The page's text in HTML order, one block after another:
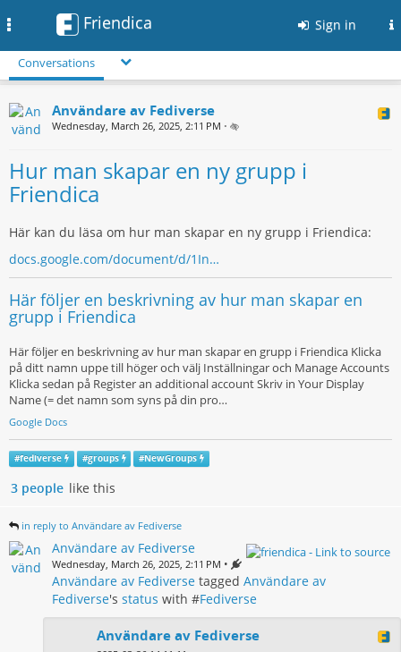
Friendica Sign in
Conversations
Användare av Fediverse
Wednesday, March 26, 2025, 2:11 PM •
Hur man skapar en ny grupp i
Friendica
Här kan du läsa om hur man skapar en ny grupp i Friendica:
docs.google.com/document/d/1In…
Här följer en beskrivning av hur man skapar en
grupp i Friendica
Här följer en beskrivning av hur man skapar en grupp i Friendica Klicka
på ditt namn uppe till höger och välj Inställningar och Manage Accounts
Klicka sedan på Register an additional account Skriv in Your Display
Name (= det namn som syns på din pro…
Google Docs
#fediverse #groups #NewGroups
3 people like this
in reply to Användare av Fediverse
Användare av Fediverse
Wednesday, March 26, 2025, 2:11 PM •
Användare av Fediverse tagged Användare av
Fediverse's status with #Fediverse
Användare av Fediverse